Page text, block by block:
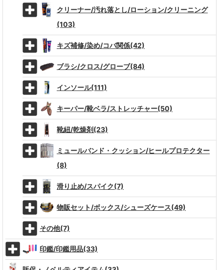
クリーナー/汚れ落とし/ローション/クリーニング
(103)
キズ補修/染め/コバ関係(42)
ブラシ/クロス/グローブ(84)
インソール(111)
キーパー/靴ベラ/ストレッチャー(50)
靴紐/乾燥剤(23)
ミュールバンド・クッション/ヒールプロテクター
(8)
滑り止め/スパイク(7)
物販セット/ボックス/シューズケース(49)
その他(7)
印鑑/印鑑用品(33)